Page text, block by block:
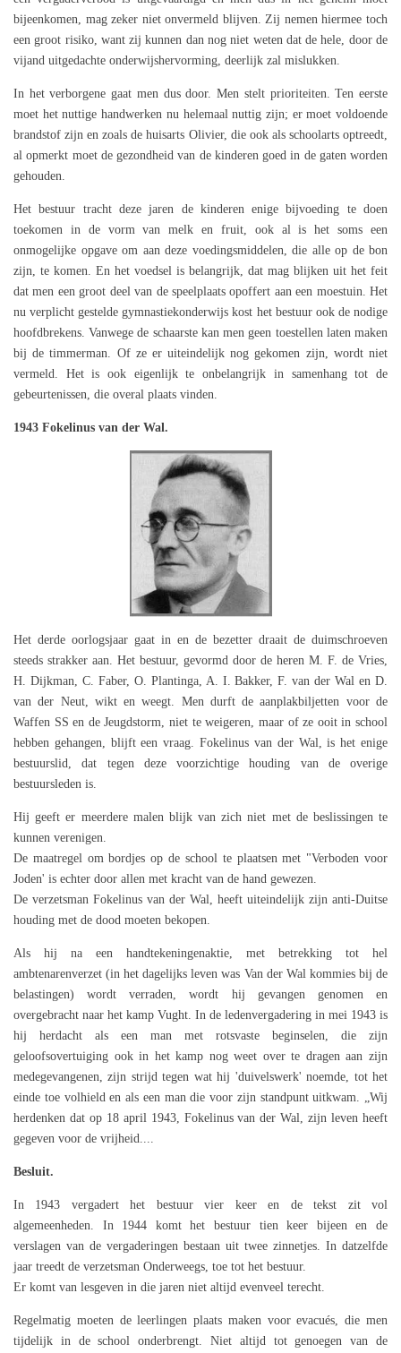
bijeenkomen, mag zeker niet onvermeld blijven. Zij nemen hiermee toch
een groot risiko, want zij kunnen dan nog niet weten dat de hele, door de
vijand uitgedachte onderwijshervorming, deerlijk zal mislukken.
In het verborgene gaat men dus door. Men stelt prioriteiten. Ten eerste
moet het nuttige handwerken nu helemaal nuttig zijn; er moet voldoende
brandstof zijn en zoals de huisarts Olivier, die ook als schoolarts optreedt,
al opmerkt moet de gezondheid van de kinderen goed in de gaten worden
gehouden.
Het bestuur tracht deze jaren de kinderen enige bijvoeding te doen
toekomen in de vorm van melk en fruit, ook al is het soms een
onmogelijke opgave om aan deze voedingsmiddelen, die alle op de bon
zijn, te komen. En het voedsel is belangrijk, dat mag blijken uit het feit
dat men een groot deel van de speelplaats opoffert aan een moestuin. Het
nu verplicht gestelde gymnastiekonderwijs kost het bestuur ook de nodige
hoofdbrekens. Vanwege de schaarste kan men geen toestellen laten maken
bij de timmerman. Of ze er uiteindelijk nog gekomen zijn, wordt niet
vermeld. Het is ook eigenlijk te onbelangrijk in samenhang tot de
gebeurtenissen, die overal plaats vinden.
1943 Fokelinus van der Wal.
Het derde oorlogsjaar gaat in en de bezetter draait de duimschroeven
steeds strakker aan. Het bestuur, gevormd door de heren M. F. de Vries,
H. Dijkman, C. Faber, O. Plantinga, A. I. Bakker, F. van der Wal en D.
van der Neut, wikt en weegt. Men durft de aanplakbiljetten voor de
Waffen SS en de Jeugdstorm, niet te weigeren, maar of ze ooit in school
hebben gehangen, blijft een vraag. Fokelinus van der Wal, is het enige
bestuurslid, dat tegen deze voorzichtige houding van de overige
bestuursleden is.
Hij geeft er meerdere malen blijk van zich niet met de beslissingen te
kunnen verenigen.
De maatregel om bordjes op de school te plaatsen met "Verboden voor
Joden' is echter door allen met kracht van de hand gewezen.
De verzetsman Fokelinus van der Wal, heeft uiteindelijk zijn anti-Duitse
houding met de dood moeten bekopen.
Als hij na een handtekeningenaktie, met betrekking tot hel
ambtenarenverzet (in het dagelijks leven was Van der Wal kommies bij de
belastingen) wordt verraden, wordt hij gevangen genomen en
overgebracht naar het kamp Vught. In de ledenvergadering in mei 1943 is
hij herdacht als een man met rotsvaste beginselen, die zijn
geloofsovertuiging ook in het kamp nog weet over te dragen aan zijn
medegevangenen, zijn strijd tegen wat hij 'duivelswerk' noemde, tot het
einde toe volhield en als een man die voor zijn standpunt uitkwam. „Wij
herdenken dat op 18 april 1943, Fokelinus van der Wal, zijn leven heeft
gegeven voor de vrijheid....
Besluit.
In 1943 vergadert het bestuur vier keer en de tekst zit vol
algemeenheden. In 1944 komt het bestuur tien keer bijeen en de
verslagen van de vergaderingen bestaan uit twee zinnetjes. In datzelfde
jaar treedt de verzetsman Onderweegs, toe tot het bestuur.
Er komt van lesgeven in die jaren niet altijd evenveel terecht.
Regelmatig moeten de leerlingen plaats maken voor evacués, die men
tijdelijk in de school onderbrengt. Niet altijd tot genoegen van de